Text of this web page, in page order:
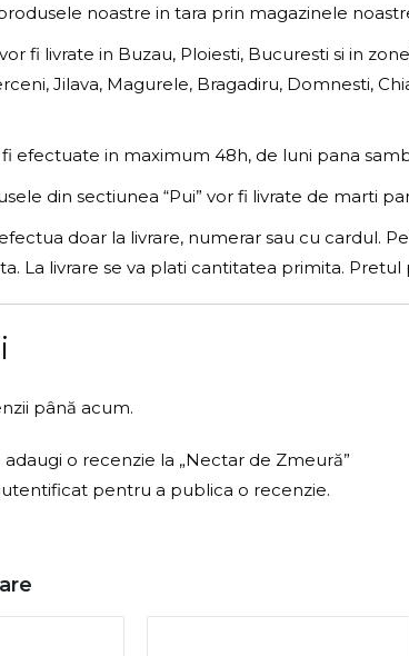
noastre in tara prin magazinele
fi livrate in Buzau, Ploiesti, Bucuresti si in
Jilava, Magurele, Bragadiru, Domnesti,
fi efectuate in maximum 48h, de luni pana
din sectiunea “Pui” vor fi livrate de marti
doar la livrare, numerar sau cu cardul.
La livrare se va plati cantitatea primita.
până acum.
o recenzie la „Nectar de Zmeură”
pentru a publica o recenzie.